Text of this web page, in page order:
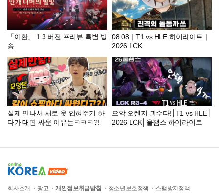
「이환」 1.3 버전 프리뷰 특별 방
송
08.08｜T1 vs HLE 하이라이트｜
2026 LCK
실제 만나서 서로 옷 입혀주기 하
다가 대판 싸운 이유는ㅋㅋㅋ?!
으악 오렌지 괴수다!│T1 vs HLE│
2026 LCK│울챔스 하이라이트
회사소개 광고 개인정보취급방침 청소년보호정책 스팸방지정책